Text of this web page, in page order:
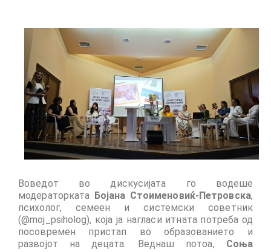
Coming Soon: A Cultural Revolution Begins!
Cultart Book
CultArt in the News
Cultart Cities
Bulgaria Plovdiv
Festivals Programme | Day 1 & 2
Festivals Programme | Day 3 & 4
Festivals Programme | Day 5
Austria Vienna
Воведот во дискусијата го водеше
модераторката Бојана Стоименовиќ-Петровска,
психолог, семеен и системски советник
(@moj_psiholog), која ја нагласи итната потреба од
посовремен пристап во образованието и
развојот на децата. Веднаш потоа, Соња